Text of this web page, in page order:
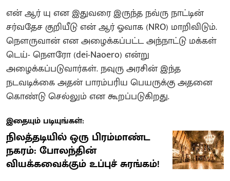
என் ஆர் யு என இதுவரை இருந்த நவ்ரு நாட்டின்
சர்வதேச குறியீடு என் ஆர் ஓவாக (NRO) மாறிவிடும்.
நௌருவான் என அழைக்கப்பட்ட அந்நாட்டு மக்கள்
டெய்- நௌரோ (dei-Naoero) என்று
அழைக்கப்படுவார்கள். நவுரு அரசின் இந்த
நடவடிக்கை அதன் பாரம்பரிய பெயருக்கு அதனை
கொண்டு செல்லும் என கூறப்படுகிறது.
இதையும் படியுங்கள்:
நிலத்தடியில் ஒரு பிரம்மாண்ட
நகரம்: போலந்தின்
வியக்கவைக்கும் உப்புச் சுரங்கம்!